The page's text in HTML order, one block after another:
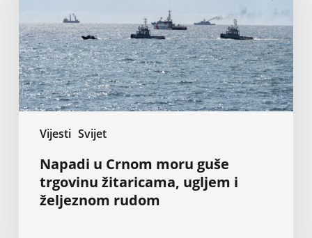
Vijesti Svijet
žitaricama,
ugljem
i
željeznom
rudom
Napadi u Crnom moru guše
trgovinu žitaricama, ugljem i
željeznom rudom